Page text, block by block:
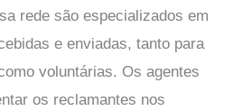
rede são especializados em
e enviadas, tanto para
voluntárias. Os agentes
os reclamantes nos